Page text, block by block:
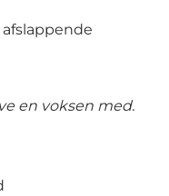
en voksen med.